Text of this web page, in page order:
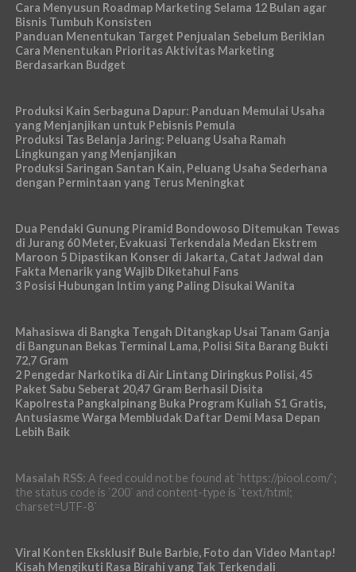
Cara Menyusun Roadmap Marketing Selama 12 Bulan agar
Bisnis Tumbuh Konsisten
Panduan Menentukan Target Penjualan Sebelum Beriklan
Cara Menentukan Prioritas Aktivitas Marketing
Berdasarkan Budget
Produksi Kain Serbaguna Dapur: Panduan Memulai Usaha
yang Menjanjikan untuk Pebisnis Pemula
Produksi Tas Belanja Jaring: Peluang Usaha Ramah
Lingkungan yang Menjanjikan
Produksi Saringan Santan Kain, Peluang Usaha Sederhana
dengan Permintaan yang Terus Meningkat
Dua Pendaki Gunung Piramid Bondowoso Ditemukan Tewas
di Jurang 60 Meter, Evakuasi Terkendala Medan Ekstrem
Maroon 5 Dipastikan Konser di Jakarta, Catat Jadwal dan
Fakta Menarik yang Wajib Diketahui Fans
3 Posisi Hubungan Intim yang Paling Disukai Wanita
Mahasiswa di Bangka Tengah Ditangkap Usai Tanam Ganja
di Bangunan Bekas Terminal Lama, Polisi Sita Barang Bukti
72,7 Gram
2 Pengedar Narkotika di Air Lintang Diringkus Polisi, 45
Paket Sabu Seberat 20,47 Gram Berhasil Disita
Kapolresta Pangkalpinang Buka Program Kuliah S1 Gratis,
Antusiasme Warga Membludak Daftar Demi Masa Depan
Lebih Baik
Masalah RSS: A feed could not be found at `https://piool.com/`;
the status code is `200` and content-type is `text/html;
charset=UTF-8`
Viral Konten Eksklusif Bule Barbie, Foto dan Video Mantap!
Kisah Mengikuti Rasa Birahi yang Tak Terkendali